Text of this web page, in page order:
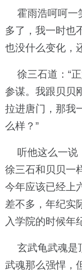
霍雨浩呵呵一
多了，我一时也
也没什么变化，
徐三石道：“正
参谋。我跟贝贝
拉进唐门，那我
么样？”
听他这么一说
徐三石和贝贝一
今年应该已经上
差不多，年纪实
入学院的时候年
玄武龟武魂是
武魂那么强悍，